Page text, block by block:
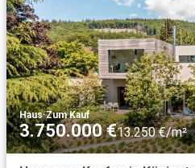
Haus·Zum Kauf
3.750.000 €13.250 €/m²